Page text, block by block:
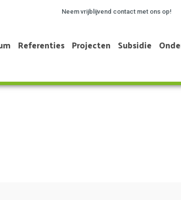
Neem vrijblijvend contact met ons op!
Referenties Projecten Subsidie